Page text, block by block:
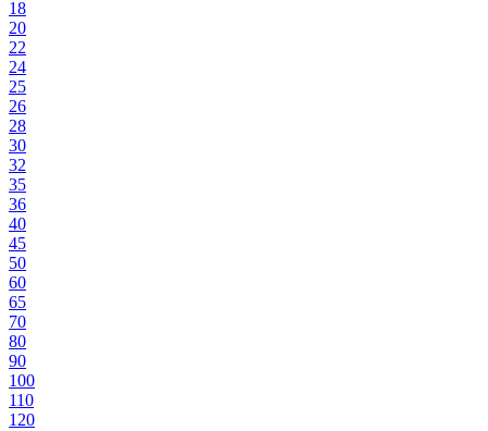
18
20
22
24
25
26
28
30
32
35
36
40
45
50
60
65
70
80
90
100
110
120